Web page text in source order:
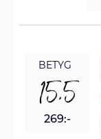
BETYG
15,5
269:-